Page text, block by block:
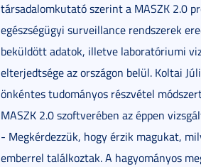
társadalomkutató szerint a MASZK 2.0
egészségügyi surveillance rendszerek
beküldött adatok, illetve laboratóriumi
elterjedtsége az országon belül. Koltai
önkéntes tudományos részvétel
MASZK 2.0 szoftverében az éppen
- Megkérdezzük, hogy érzik magukat,
emberrel találkoztak. A hagyományos